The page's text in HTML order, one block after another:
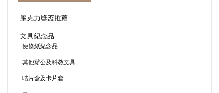
壓克力獎盃推薦
文具紀念品
便條紙紀念品
其他辦公及科教文具
咭片盒及卡片套